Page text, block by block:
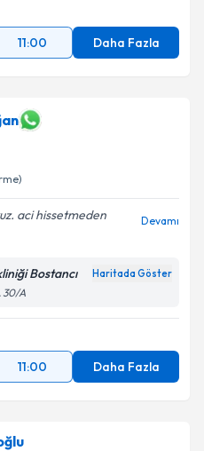
11:00 Daha Fazla
aci hissetmeden
Devamı
Bostancı Haritada Göster
30/A
11:00 Daha Fazla